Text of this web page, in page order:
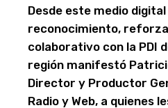
Desde este medio
reconocimiento,
colaborativo con la PDI
región manifestó
Director y Productor
Radio y Web, a quienes